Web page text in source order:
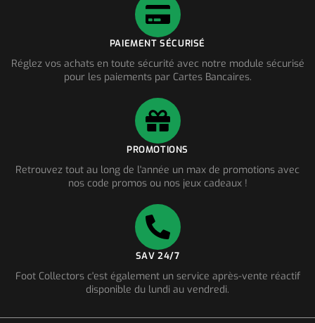
PAIEMENT SÉCURISÉ
Réglez vos achats en toute sécurité avec notre module sécurisé
pour les paiements par Cartes Bancaires.
PROMOTIONS
Retrouvez tout au long de l'année un max de promotions avec
nos code promos ou nos jeux cadeaux !
SAV 24/7
Foot Collectors c'est également un service après-vente réactif
disponible du lundi au vendredi.